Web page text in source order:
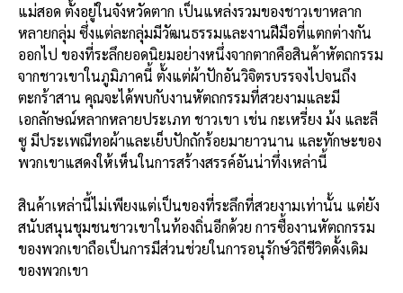
แม่สอด ตั้งอยู่ในจังหวัดตาก เป็นแหล่งรวมของชาวเขาหลาก
หลายกลุ่ม ซึ่งแต่ละกลุ่มมีวัฒนธรรมและงานฝีมือที่แตกต่างกัน
ออกไป ของที่ระลึกยอดนิยมอย่างหนึ่งจากตากคือสินค้าหัตถกรรม
จากชาวเขาในภูมิภาคนี้ ตั้งแต่ผ้าปักอันวิจิตรบรรจงไปจนถึง
ตะกร้าสาน คุณจะได้พบกับงานหัตถกรรมที่สวยงามและมี
เอกลักษณ์หลากหลายประเภท ชาวเขา เช่น กะเหรี่ยง ม้ง และลี
ซู มีประเพณีทอผ้าและเย็บปักถักร้อยมายาวนาน และทักษะของ
พวกเขาแสดงให้เห็นในการสร้างสรรค์อันน่าทึ่งเหล่านี้
สินค้าเหล่านี้ไม่เพียงแต่เป็นของที่ระลึกที่สวยงามเท่านั้น แต่ยัง
สนับสนุนชุมชนชาวเขาในท้องถิ่นอีกด้วย การซื้องานหัตถกรรม
ของพวกเขาถือเป็นการมีส่วนช่วยในการอนุรักษ์วิถีชีวิตดั้งเดิม
ของพวกเขา